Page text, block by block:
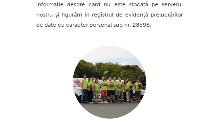
informaţie despre card nu este stocată pe serverul
nostru şi figurăm în registrul de evidenţă prelucrărilor
de date cu caracter personal sub nr. 28598.